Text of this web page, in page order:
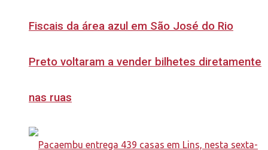
Fiscais da área azul em São José do Rio
Preto voltaram a vender bilhetes diretamente
nas ruas